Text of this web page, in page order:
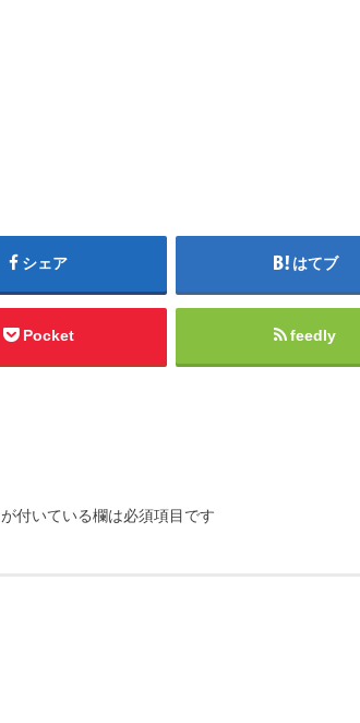
シェア はてブ
Pocket feedly
が付いている欄は必須項目です